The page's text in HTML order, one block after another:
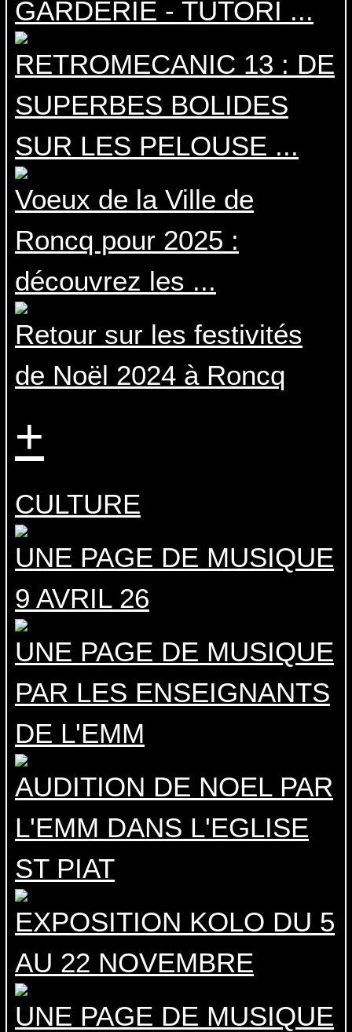
GARDERIE - TUTORI ...
RETROMECANIC 13 : DE
SUPERBES BOLIDES
SUR LES PELOUSE ...
Voeux de la Ville de
Roncq pour 2025 :
découvrez les ...
Retour sur les festivités
de Noël 2024 à Roncq
+
CULTURE
UNE PAGE DE MUSIQUE
9 AVRIL 26
UNE PAGE DE MUSIQUE
PAR LES ENSEIGNANTS
DE L'EMM
AUDITION DE NOEL PAR
L'EMM DANS L'EGLISE
ST PIAT
EXPOSITION KOLO DU 5
AU 22 NOVEMBRE
UNE PAGE DE MUSIQUE